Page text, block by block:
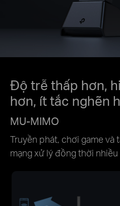
Độ trễ thấp hơn,
hơn, ít tắc nghẽn
MU-MIMO
Truyền phát, chơi game và
mạng xử lý đồng thời